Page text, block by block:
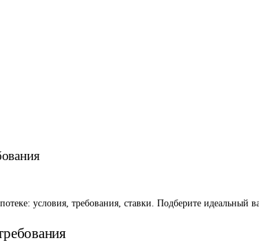
условия, требования, ставки. Подберите идеальный